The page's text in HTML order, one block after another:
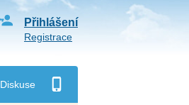
Diskuse
Přihlášení
Registrace